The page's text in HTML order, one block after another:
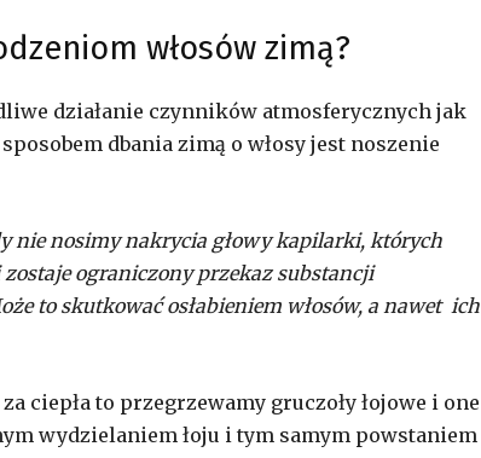
włosów zimą?
działanie czynników atmosferycznych jak
dbania zimą o włosy jest noszenie
nie nosimy nakrycia głowy kapilarki, których
ograniczony przekaz substancji
to skutkować osłabieniem włosów, a nawet ich
ciepła to przegrzewamy gruczoły łojowe i one
wydzielaniem łoju i tym samym powstaniem